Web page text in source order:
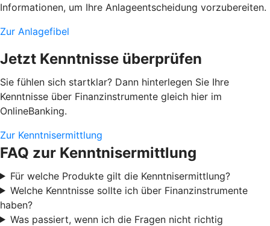
Informationen, um Ihre Anlageentscheidung vorzubereiten.
Zur Anlagefibel
Jetzt Kenntnisse überprüfen
Sie fühlen sich startklar? Dann hinterlegen Sie Ihre
Kenntnisse über Finanzinstrumente gleich hier im
OnlineBanking.
Zur Kenntnisermittlung
FAQ zur Kenntnisermittlung
Für welche Produkte gilt die Kenntnisermittlung?
Welche Kenntnisse sollte ich über Finanzinstrumente
haben?
Was passiert, wenn ich die Fragen nicht richtig